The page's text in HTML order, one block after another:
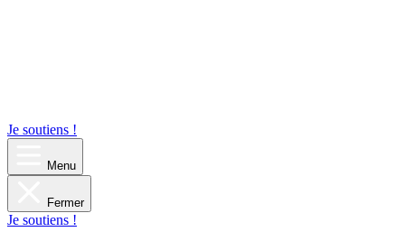
Je soutiens !
Menu
Fermer
Je soutiens !